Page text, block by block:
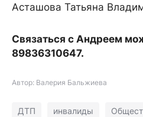
Асташова Татьяна
Связаться с Андреем
89836310647.
Автор: Валерия Бальжиева
ДТП инвалиды